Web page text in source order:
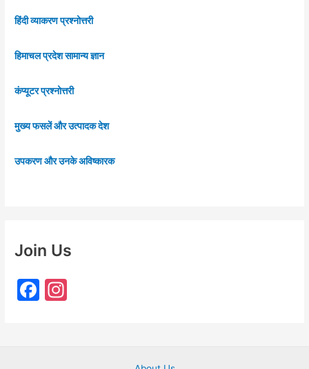
हिंदी व्याकरण प्रश्नोत्तरी
हिमाचल प्रदेश सामान्य ज्ञान
कंप्यूटर प्रश्नोत्तरी
मुख्य फसलें और उत्पादक देश
उपकरण और उनके अविष्कारक
Join Us
F